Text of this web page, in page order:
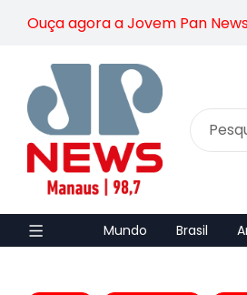
Ouça agora a Jovem Pan
Mundo Brasil